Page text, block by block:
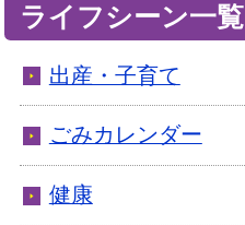
ライフシーン一覧
出産・子育て
ごみカレンダー
健康